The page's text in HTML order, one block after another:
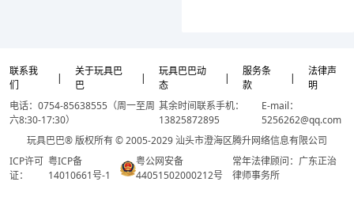
联系我
们
|
关于玩具巴
巴
|
玩具巴巴动
态
|
服务条
款
|
法律声
明
电话：0754-85638555（周一至周
六8:30-17:30）
其余时间联系手机：
13825872895
E-mail：
5256262@qq.com
玩具巴巴® 版权所有 © 2005-2029 汕头市澄海区腾升网络信息有限公司
ICP许可
证：
粤ICP备
14010661号-1
粤公网安备
44051502000212号
常年法律顾问：广东正治
律师事务所